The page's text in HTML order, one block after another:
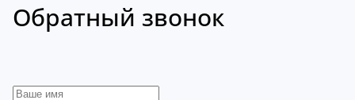
Обратный звонок